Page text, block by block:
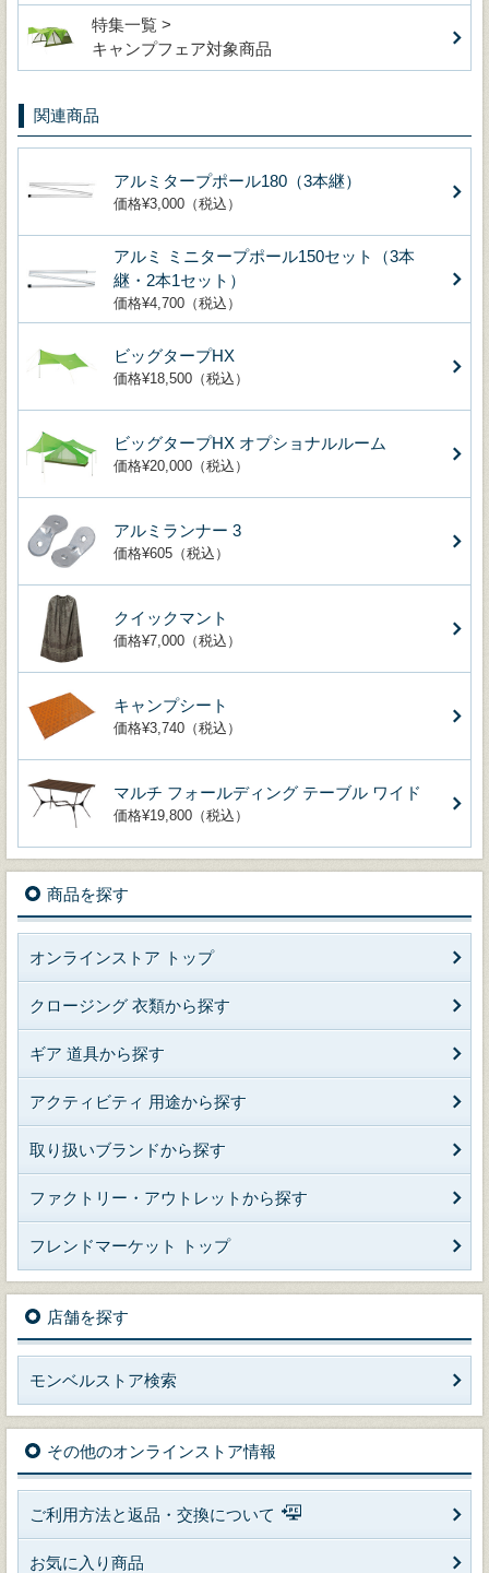
特集一覧 >
キャンプフェア対象商品
関連商品
アルミタープポール180（3本継）
価格¥3,000（税込）
アルミ ミニタープポール150セット（3本
継・2本1セット）
価格¥4,700（税込）
ビッグタープHX
価格¥18,500（税込）
ビッグタープHX オプショナルルーム
価格¥20,000（税込）
アルミランナー 3
価格¥605（税込）
クイックマント
価格¥7,000（税込）
キャンプシート
価格¥3,740（税込）
マルチ フォールディング テーブル ワイド
価格¥19,800（税込）
商品を探す
オンラインストア トップ
クロージング 衣類から探す
ギア 道具から探す
アクティビティ 用途から探す
取り扱いブランドから探す
ファクトリー・アウトレットから探す
フレンドマーケット トップ
店舗を探す
モンベルストア検索
その他のオンラインストア情報
ご利用方法と返品・交換について
お気に入り商品